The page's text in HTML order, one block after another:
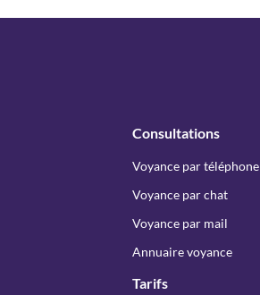
Consultations
Voyance par téléphone
Voyance par chat
Voyance par mail
Annuaire voyance
Tarifs